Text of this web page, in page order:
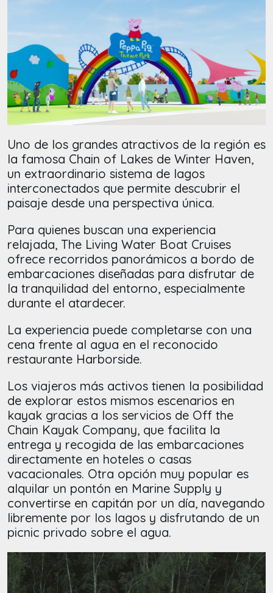
Uno de los grandes atractivos de la región es
la famosa Chain of Lakes de Winter Haven,
un extraordinario sistema de lagos
interconectados que permite descubrir el
paisaje desde una perspectiva única.
Para quienes buscan una experiencia
relajada, The Living Water Boat Cruises
ofrece recorridos panorámicos a bordo de
embarcaciones diseñadas para disfrutar de
la tranquilidad del entorno, especialmente
durante el atardecer.
La experiencia puede completarse con una
cena frente al agua en el reconocido
restaurante Harborside.
Los viajeros más activos tienen la posibilidad
de explorar estos mismos escenarios en
kayak gracias a los servicios de Off the
Chain Kayak Company, que facilita la
entrega y recogida de las embarcaciones
directamente en hoteles o casas
vacacionales. Otra opción muy popular es
alquilar un pontón en Marine Supply y
convertirse en capitán por un día, navegando
libremente por los lagos y disfrutando de un
picnic privado sobre el agua.